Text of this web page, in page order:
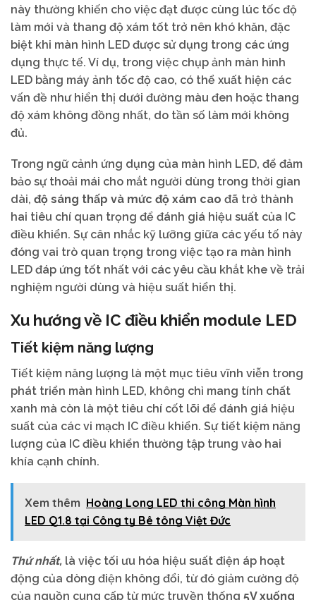
này thường khiến cho việc đạt được cùng lúc tốc độ
làm mới và thang độ xám tốt trở nên khó khăn, đặc
biệt khi màn hình LED được sử dụng trong các ứng
dụng thực tế. Ví dụ, trong việc chụp ảnh màn hình
LED bằng máy ảnh tốc độ cao, có thể xuất hiện các
vấn đề như hiển thị dưới đường màu đen hoặc thang
độ xám không đồng nhất, do tần số làm mới không
đủ.
Trong ngữ cảnh ứng dụng của màn hình LED, để đảm
bảo sự thoải mái cho mắt người dùng trong thời gian
dài, độ sáng thấp và mức độ xám cao đã trở thành
hai tiêu chí quan trọng để đánh giá hiệu suất của IC
điều khiển. Sự cân nhắc kỹ lưỡng giữa các yếu tố này
đóng vai trò quan trọng trong việc tạo ra màn hình
LED đáp ứng tốt nhất với các yêu cầu khắt khe về trải
nghiệm người dùng và hiệu suất hiển thị.
Xu hướng về IC điều khiển module LED
Tiết kiệm năng lượng
Tiết kiệm năng lượng là một mục tiêu vĩnh viễn trong
phát triển màn hình LED, không chỉ mang tính chất
xanh mà còn là một tiêu chí cốt lõi để đánh giá hiệu
suất của các vi mạch IC điều khiển. Sự tiết kiệm năng
lượng của IC điều khiển thường tập trung vào hai
khía cạnh chính.
Xem thêm Hoàng Long LED thi công Màn hình
LED Q1.8 tại Công ty Bê tông Việt Đức
Thứ nhất, là việc tối ưu hóa hiệu suất điện áp hoạt
động của dòng điện không đổi, từ đó giảm cường độ
của nguồn cung cấp từ mức truyền thống 5V xuống